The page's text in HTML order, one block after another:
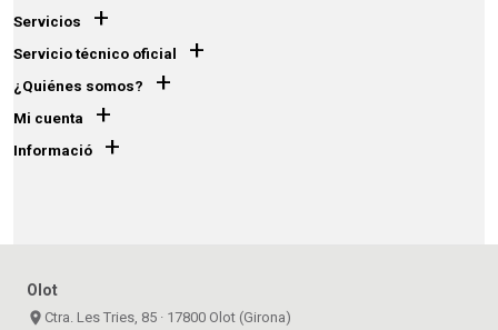
Servicios +
Servicio técnico oficial +
¿Quiénes somos? +
Mi cuenta +
Informació +
Olot
place Ctra. Les Tries, 85 · 17800 Olot (Girona)